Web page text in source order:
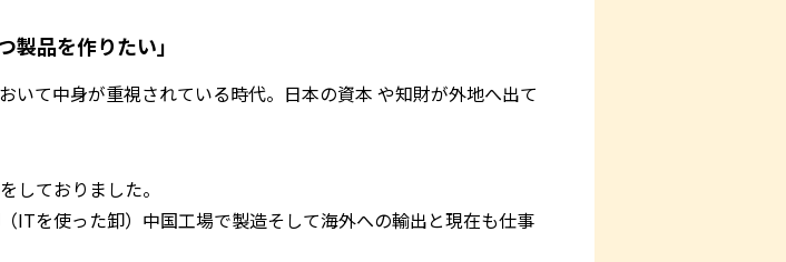
製品を作りたい」
て中身が重視されている時代。日本の資本 や知財が外地へ出て
しておりました。
ITを使った卸）中国工場で製造そして海外への輸出と現在も仕事